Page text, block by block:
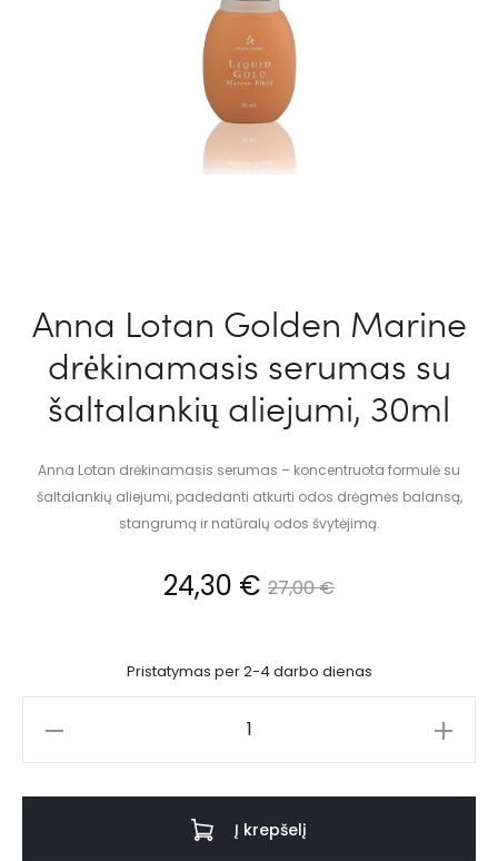
Anna Lotan Golden Marine
drėkinamasis serumas su
šaltalankių aliejumi, 30ml
Anna Lotan drėkinamasis serumas – koncentruota formulė su
šaltalankių aliejumi, padedanti atkurti odos drėgmės balansą,
stangrumą ir natūralų odos švytėjimą.
27,00€
24,30 €
Pristatymas per 2-4 darbo dienas
Į krepšelį